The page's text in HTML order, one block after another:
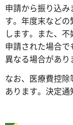
申請から振り込
す。年度末など
します。また、
申請された場合
異なる場合があり
なお、医療費控
あります。決定通